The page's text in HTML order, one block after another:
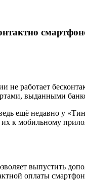
не работает
выданными
ещё недавно у
их к мобильному
выпустить
оплаты